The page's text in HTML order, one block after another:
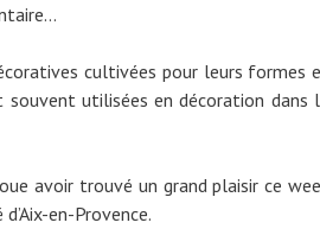
cultivées pour leurs formes
utilisées en décoration dans
avoir trouvé un grand plaisir ce
en-Provence.